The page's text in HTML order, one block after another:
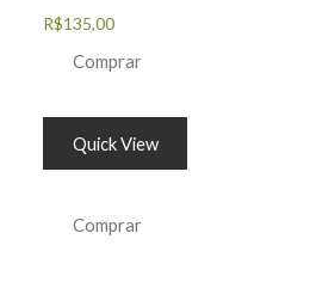
R$135,00
Comprar
Quick View
Comprar